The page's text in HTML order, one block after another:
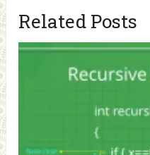
Related Posts